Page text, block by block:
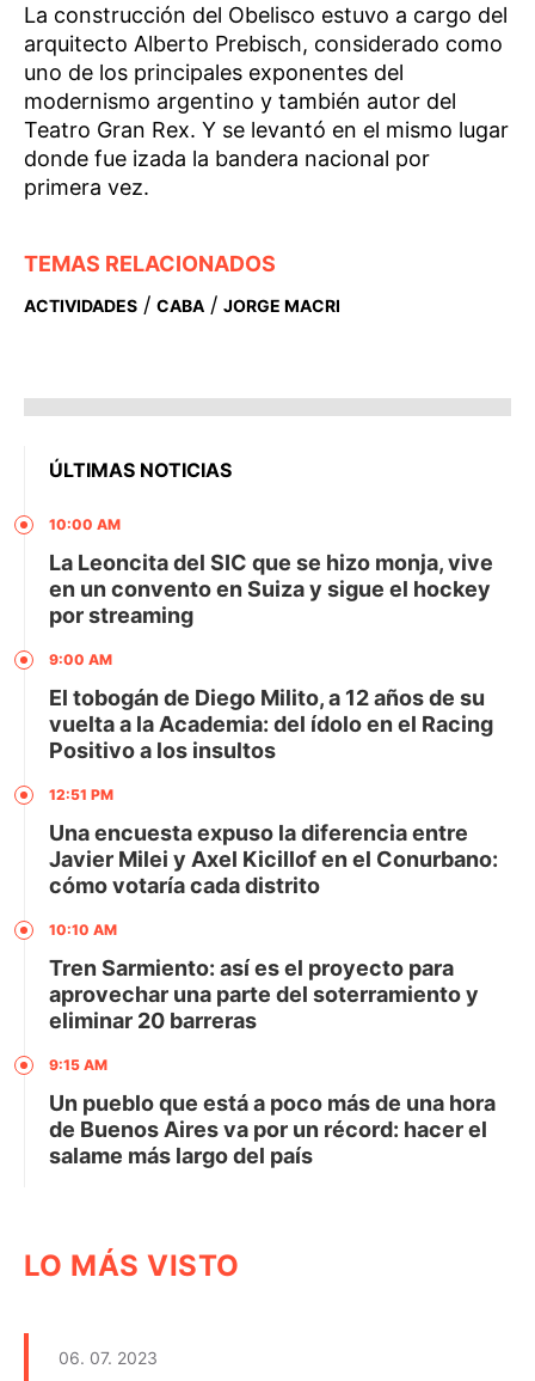
La construcción del Obelisco estuvo a cargo del
arquitecto Alberto Prebisch, considerado como
uno de los principales exponentes del
modernismo argentino y también autor del
Teatro Gran Rex. Y se levantó en el mismo lugar
donde fue izada la bandera nacional por
primera vez.
TEMAS RELACIONADOS
ACTIVIDADES / CABA / JORGE MACRI
ÚLTIMAS NOTICIAS
10:00 AM
La Leoncita del SIC que se hizo monja, vive
en un convento en Suiza y sigue el hockey
por streaming
9:00 AM
El tobogán de Diego Milito, a 12 años de su
vuelta a la Academia: del ídolo en el Racing
Positivo a los insultos
12:51 PM
Una encuesta expuso la diferencia entre
Javier Milei y Axel Kicillof en el Conurbano:
cómo votaría cada distrito
10:10 AM
Tren Sarmiento: así es el proyecto para
aprovechar una parte del soterramiento y
eliminar 20 barreras
9:15 AM
Un pueblo que está a poco más de una hora
de Buenos Aires va por un récord: hacer el
salame más largo del país
LO MÁS VISTO
06. 07. 2023